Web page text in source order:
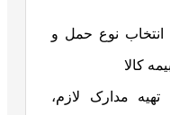
انتخاب نوع حمل و
کالا
تهیه مدارک لازم،